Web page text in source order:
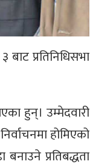
बाट प्रतिनिधिसभा
हुन्। उम्मेदवारी
होमिएको
प्रतिबद्धता